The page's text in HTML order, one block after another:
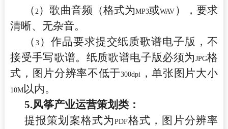
（2 ）歌曲音频（格式为MP3或WAV ），要求
清晰、无杂音。
（3 ）作品要求提交纸质歌谱电子版，不
接受手写歌谱。纸质歌谱电子版必须为 JPG格
式，图片分辨率不低于300dpi ，单张图片大小
10M 以内。
5.风筝产业运营策划类：
提报策划案格式为 PDF格式，图片分辨率